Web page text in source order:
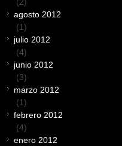
(2)
agosto 2012
(1)
julio 2012
(4)
junio 2012
(3)
marzo 2012
(1)
febrero 2012
(4)
enero 2012